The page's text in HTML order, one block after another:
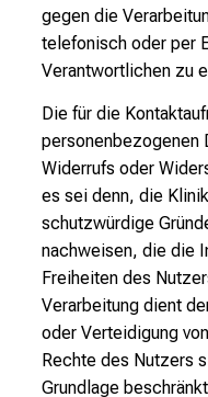
gegen die
telefonisch oder per
Verantwortlichen zu
Die für die
personenbezogenen
Widerrufs oder
es sei denn, die
schutzwürdige
nachweisen, die die
Freiheiten des
Verarbeitung dient
oder Verteidigung
Rechte des Nutzers
Grundlage